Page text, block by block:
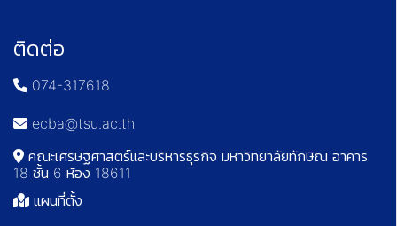
ติดต่อ
074-317618
ecba@tsu.ac.th
คณะเศรษฐศาสตร์และบริหารธุรกิจ มหาวิทยาลัยทักษิณ อาคาร
18 ชั้น 6 ห้อง 18611
แผนที่ตั้ง